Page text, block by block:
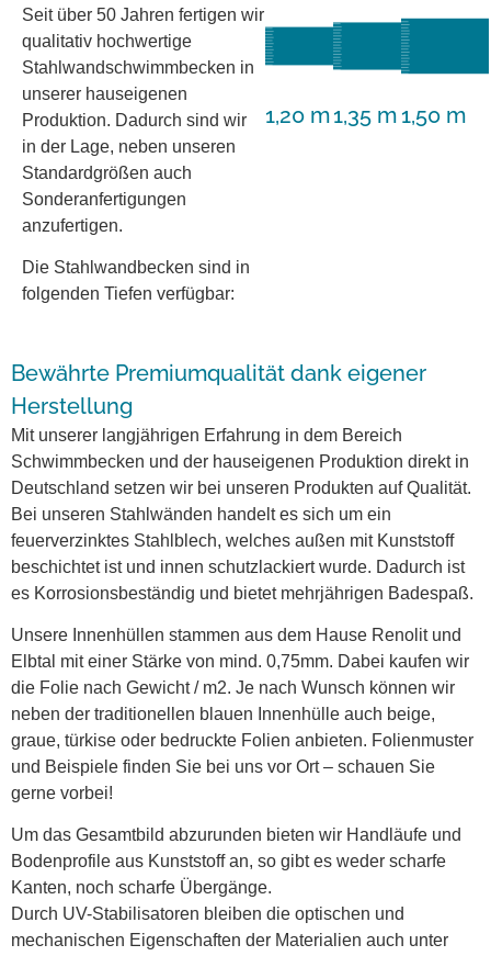
Seit über 50 Jahren fertigen wir
qualitativ hochwertige
Stahlwandschwimmbecken in
unserer hauseigenen
Produktion. Dadurch sind wir
in der Lage, neben unseren
Standardgrößen auch
Sonderanfertigungen
anzufertigen.
Die Stahlwandbecken sind in
folgenden Tiefen verfügbar:
1,20 m1,35 m 1,50 m
Bewährte Premiumqualität dank eigener
Herstellung
Mit unserer langjährigen Erfahrung in dem Bereich
Schwimmbecken und der hauseigenen Produktion direkt in
Deutschland setzen wir bei unseren Produkten auf Qualität.
Bei unseren Stahlwänden handelt es sich um ein
feuerverzinktes Stahlblech, welches außen mit Kunststoff
beschichtet ist und innen schutzlackiert wurde. Dadurch ist
es Korrosionsbeständig und bietet mehrjährigen Badespaß.
Unsere Innenhüllen stammen aus dem Hause Renolit und
Elbtal mit einer Stärke von mind. 0,75mm. Dabei kaufen wir
die Folie nach Gewicht / m2. Je nach Wunsch können wir
neben der traditionellen blauen Innenhülle auch beige,
graue, türkise oder bedruckte Folien anbieten. Folienmuster
und Beispiele finden Sie bei uns vor Ort – schauen Sie
gerne vorbei!
Um das Gesamtbild abzurunden bieten wir Handläufe und
Bodenprofile aus Kunststoff an, so gibt es weder scharfe
Kanten, noch scharfe Übergänge.
Durch UV-Stabilisatoren bleiben die optischen und
mechanischen Eigenschaften der Materialien auch unter